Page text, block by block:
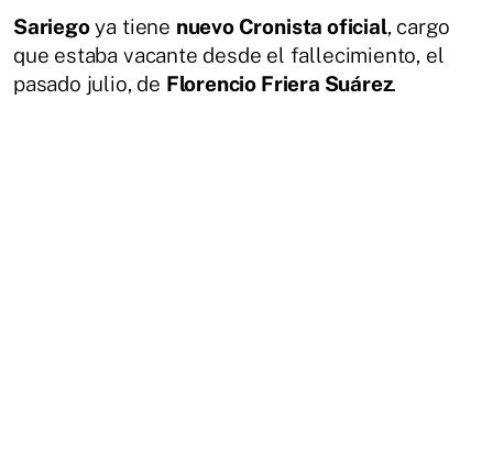
Sariegoya tiene nuevo Cronista oficial, cargo
que estaba vacante desde el fallecimiento, el
pasado julio, de Florencio Friera Suárez.